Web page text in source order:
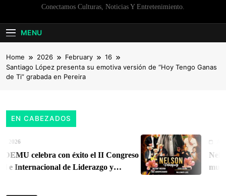
Conectamos Culturas, Noticias Y Entretenimiento.
MENU
Home 2026 February
16
Santiago López presenta su emotiva versión de “Hoy Tengo Ganas
de Ti” grabada en Pereira
EN CABEZADOS
celebra con éxito el II Congreso
Internacional de Liderazgo y